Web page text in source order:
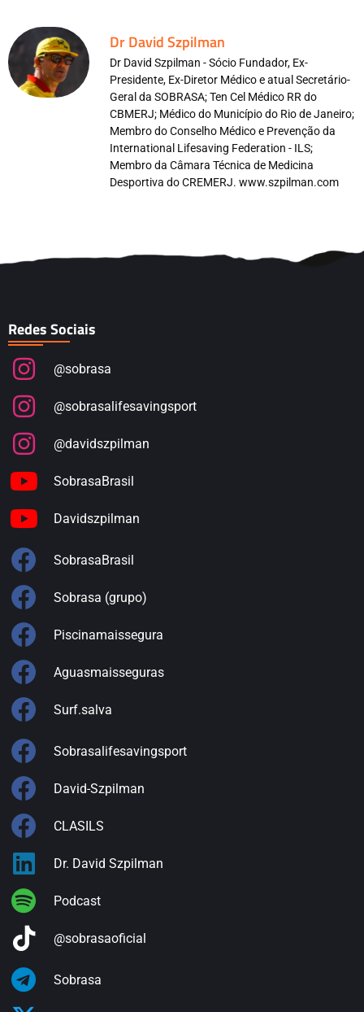
Dr David Szpilman
Dr David Szpilman - Sócio Fundador, Ex-
Presidente, Ex-Diretor Médico e atual Secretário-
Geral da SOBRASA; Ten Cel Médico RR do
CBMERJ; Médico do Município do Rio de Janeiro;
Membro do Conselho Médico e Prevenção da
International Lifesaving Federation - ILS;
Membro da Câmara Técnica de Medicina
Desportiva do CREMERJ. www.szpilman.com
Redes Sociais
@sobrasa
@sobrasalifesavingsport
@davidszpilman
SobrasaBrasil
Davidszpilman
SobrasaBrasil
Sobrasa (grupo)
Piscinamaissegura
Aguasmaisseguras
Surf.salva
Sobrasalifesavingsport
David-Szpilman
CLASILS
Dr. David Szpilman
Podcast
@sobrasaoficial
Sobrasa